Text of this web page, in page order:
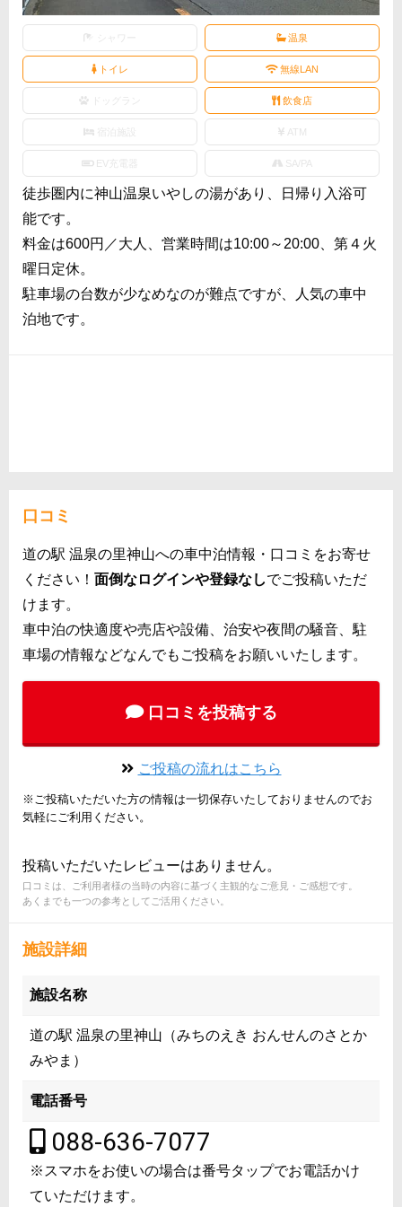
温泉
トイレ 無線LAN
ドッグラン 飲食店
宿泊施設 ATM
EV充電器 SA/PA
徒歩圏内に神山温泉いやしの湯があり、日帰り入浴可
能です。
料金は600円／大人、営業時間は10:00～20:00、第４火
曜日定休。
駐車場の台数が少なめなのが難点ですが、人気の車中
泊地です。
口コミ
道の駅 温泉の里神山への車中泊情報・口コミをお寄せ
ください！ 面倒なログインや登録なしでご投稿いただ
けます。
車中泊の快適度や売店や設備、治安や夜間の騒音、駐
車場の情報などなんでもご投稿をお願いいたします。
口コミを投稿する
ご投稿の流れはこちら
※ご投稿いただいた方の情報は一切保存いたしておりませんのでお
気軽にご利用ください。
投稿いただいたレビューはありません。
口コミは、ご利用者様の当時の内容に基づく主観的なご意見・ご感想です。
あくまでも一つの参考としてご活用ください。
施設詳細
施設名称
道の駅 温泉の里神山（みちのえき おんせんのさとか
みやま）
電話番号
088-636-7077
※スマホをお使いの場合は番号タップでお電話かけ
ていただけます。